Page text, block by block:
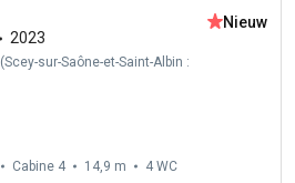
2023
(Scey-sur-Saône-et-Saint-Albin :
Nieuw
Cabine 4 14,9 m 4 WC